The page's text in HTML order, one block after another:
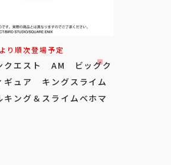
り順次登場予定
クエスト AM ビッグク
ギュア キングスライム
キング＆スライムベホマ